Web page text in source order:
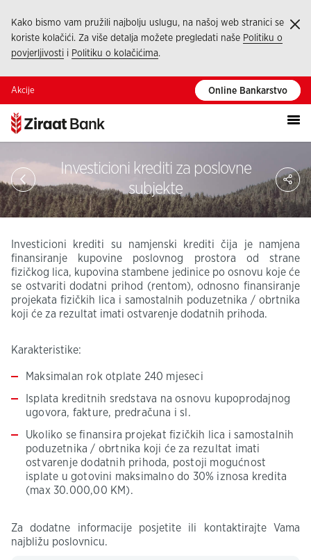
Kako bismo vam pružili najbolju uslugu, na našoj web stranici se
koriste kolačići. Za više detalja možete pregledati naše Politiku o
povjerljivosti i Politiku o kolačićima.
Akcije Online Bankarstvo
Investicioni krediti za poslovne
subjekte
Investicioni krediti su namjenski krediti čija je namjena
finansiranje kupovine poslovnog prostora od strane
fizičkog lica, kupovina stambene jedinice po osnovu koje će
se ostvariti dodatni prihod (rentom), odnosno finansiranje
projekata fizičkih lica i samostalnih poduzetnika / obrtnika
koji će za rezultat imati ostvarenje dodatnih prihoda.
Karakteristike:
Maksimalan rok otplate 240 mjeseci
Isplata kreditnih sredstava na osnovu kupoprodajnog
ugovora, fakture, predračuna i sl.
Ukoliko se finansira projekat fizičkih lica i samostalnih
poduzetnika / obrtnika koji će za rezultat imati
ostvarenje dodatnih prihoda, postoji mogućnost
isplate u gotovini maksimalno do 30% iznosa kredita
(max 30.000,00 KM).
Za dodatne informacije posjetite ili kontaktirajte Vama
najbližu poslovnicu.